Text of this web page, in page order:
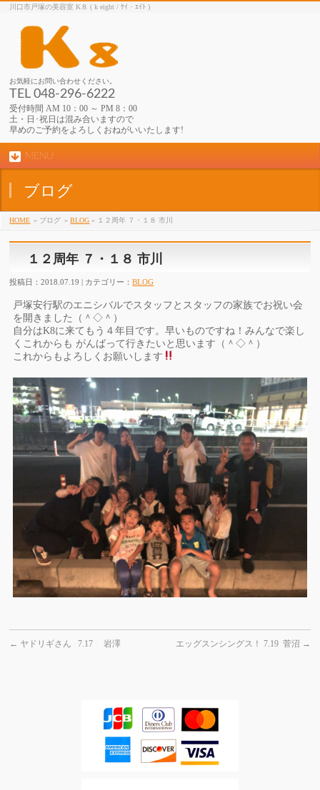
川口市戸塚の美容室 K８ ( k eight / ｹｲ・ｴｲﾄ )
お気軽にお問い合わせください。
TEL 048-296-6222
受付時間 AM 10：00 ～ PM 8：00
土・日･祝日は混み合いますので
早めのご予約をよろしくおねがいいたします!
MENU
ブログ
HOME » ブログ »BLOG » １２周年 ７・１８ 市川
１２周年 ７・１８ 市川
投稿日：2018.07.19 | カテゴリー：BLOG
戸塚安行駅のエニシバルでスタッフとスタッフの家族でお祝い会
を開きました（＾◇＾）
自分はK8に来てもう４年目です。早いものですね！みんなで楽し
くこれからも がんばって行きたいと思います（＾◇＾）
これからもよろしくお願いします
← ヤドリギさん 7.17 岩澤 エッグスンシングス！ 7.19 菅沼 →